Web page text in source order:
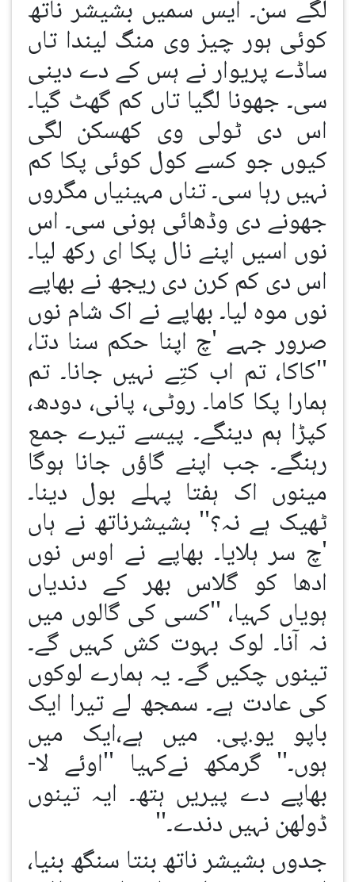
لگے سن۔ ایس سمیں بشیشر ناتھ
کوئی ہور چیز وی منگ لیندا تاں
ساڈے پریوار نے ہس کے دے دینی
سی۔ جھونا لگیا تاں کم گھٹ گیا۔
اس دی ٹولی وی کھسکن لگی
کیوں جو کسے کول کوئی پکا کم
نہیں رہا سی۔ تناں مہینیاں مگروں
جھونے دی وڈھائی ہونی سی۔ اس
نوں اسیں اپنے نال پکا ای رکھ لیا۔
اس دی کم کرن دی ریجھ نے بھاپے
نوں موہ لیا۔ بھاپے نے اک شام نوں
صرور جہے 'چ اپنا حکم سنا دتا،
''کاکا، تم اب کتِے نہیں جانا۔ تم
ہمارا پکا کاما۔ روٹی، پانی، دودھ،
کپڑا ہم دینگے۔ پیسے تیرے جمع
رہنگے۔ جب اپنے گاؤں جانا ہوگا
مینوں اک ہفتا پہلے بول دینا۔
ٹھیک ہے نہ؟'' بشیشرناتھ نے ہاں
'چ سر ہلایا۔ بھاپے نے اوس نوں
ادھا کو گلاس بھر کے دندیاں
ہویاں کہیا، ''کسی کی گالوں میں
نہ آنا۔ لوک بہوت کش کہیں گے۔
تینوں چکیں گے۔ یہ ہمارے لوکوں
کی عادت ہے۔ سمجھ لے تیرا ایک
باپو یو.پی. میں ہے،ایک میں
ہوں۔'' گرمکھ نےکہیا ''اوئے لا-
بھاپے دے پیریں ہتھ۔ ایہ تینوں
ڈولھن نہیں دندے۔''
جدوں بشیشر ناتھ بنتا سنگھ بنیا،